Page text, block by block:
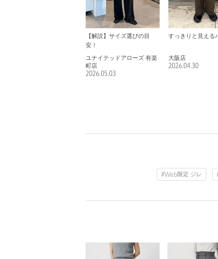
【解説】サイズ選びの目
安！
ユナイテッドアローズ 有楽
町店
2026.05.03
すっきりと見える
大阪店
2026.04.30
#Web限定 ジレ